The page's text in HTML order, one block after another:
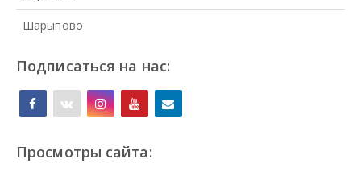
Шарыпово
Подписаться на нас:
Просмотры сайта: